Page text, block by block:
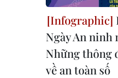
Ngày An ninh
Những thông
về an toàn số